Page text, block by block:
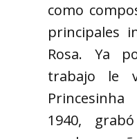
como
principales
Rosa. Ya
trabajo le
1940,